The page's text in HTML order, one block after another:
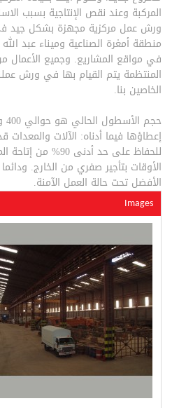
المركبة وعند نقص الإنتاجية بسبب
ورش عمل مركزية مجهزة بشكل جيد
منطقة أمغرة الصناعية وميناء عبد
في مواقع المشاريع. وجميع الأعمال
المنتظمة يتم القيام بها في ورش
الخاصين بنا.
إعطاؤها فيما أدناه: الآلات
للحفاظ على حد أدنى
الأوقات بتأجير صفري من الخارج.
الأفضل تحت حالة العمل الآمنة.
Images